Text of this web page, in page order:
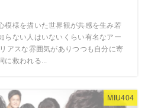
模様を描いた世界観が共感を生み若
らない人はいないくらい有名なアー
アスな雰囲気がありつつも自分に寄
に救われる...
MIU404